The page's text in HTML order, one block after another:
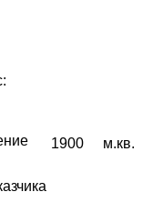
1900 м.кв.